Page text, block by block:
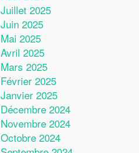
Juillet 2025
Juin 2025
Mai 2025
Avril 2025
Mars 2025
Février 2025
Janvier 2025
Décembre 2024
Novembre 2024
Octobre 2024